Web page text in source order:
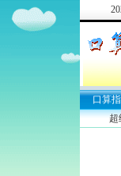
口算
超